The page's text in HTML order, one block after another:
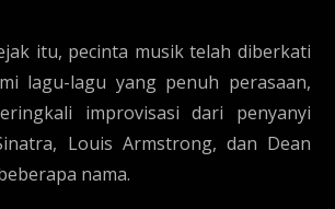
itu, pecinta musik telah diberkati
lagu-lagu yang penuh perasaan,
improvisasi dari penyanyi
Louis Armstrong, dan Dean
nama.